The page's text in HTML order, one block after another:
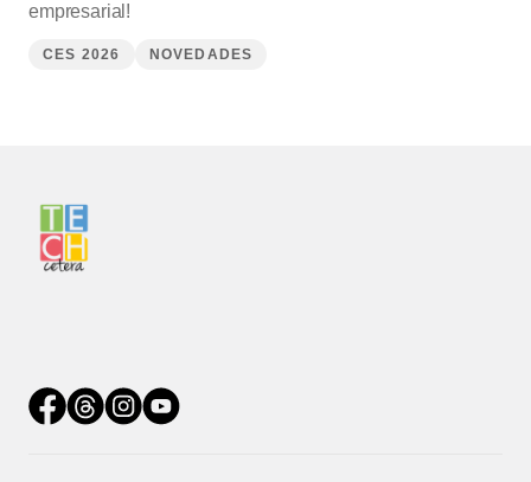
empresarial!
CES 2026 NOVEDADES